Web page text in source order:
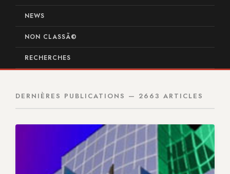
NEWS
NON CLASSÃ©
RECHERCHES
DERNIÈRES PUBLICATIONS — 2663 ARTICLES